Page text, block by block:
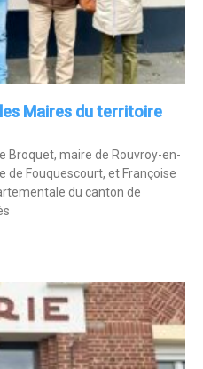
Maires du territoire
Broquet, maire de Rouvroy-en-
de Fouquescourt, et Françoise
du canton de